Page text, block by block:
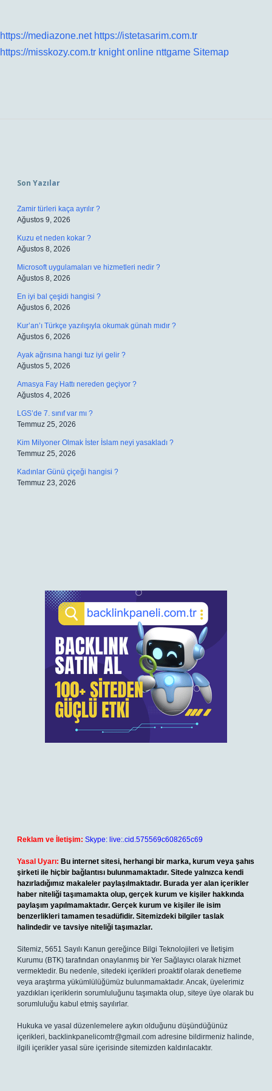
https://mediazone.net https://istetasarim.com.tr
https://misskozy.com.tr knight online nttgame Sitemap
Son Yazılar
Zamir türleri kaça ayrılır ?
Ağustos 9, 2026
Kuzu et neden kokar ?
Ağustos 8, 2026
Microsoft uygulamaları ve hizmetleri nedir ?
Ağustos 8, 2026
En iyi bal çeşidi hangisi ?
Ağustos 6, 2026
Kur’an’ı Türkçe yazılışıyla okumak günah mıdır ?
Ağustos 6, 2026
Ayak ağrısına hangi tuz iyi gelir ?
Ağustos 5, 2026
Amasya Fay Hattı nereden geçiyor ?
Ağustos 4, 2026
LGS’de 7. sınıf var mı ?
Temmuz 25, 2026
Kim Milyoner Olmak İster İslam neyi yasakladı ?
Temmuz 25, 2026
Kadınlar Günü çiçeği hangisi ?
Temmuz 23, 2026
Reklam ve İletişim: Skype: live:.cid.575569c608265c69
Yasal Uyarı: Bu internet sitesi, herhangi bir marka, kurum veya şahıs
şirketi ile hiçbir bağlantısı bulunmamaktadır. Sitede yalnızca kendi
hazırladığımız makaleler paylaşılmaktadır. Burada yer alan içerikler
haber niteliği taşımamakta olup, gerçek kurum ve kişiler hakkında
paylaşım yapılmamaktadır. Gerçek kurum ve kişiler ile isim
benzerlikleri tamamen tesadüfidir. Sitemizdeki bilgiler taslak
halindedir ve tavsiye niteliği taşımazlar.
Sitemiz, 5651 Sayılı Kanun gereğince Bilgi Teknolojileri ve İletişim
Kurumu (BTK) tarafından onaylanmış bir Yer Sağlayıcı olarak hizmet
vermektedir. Bu nedenle, sitedeki içerikleri proaktif olarak denetleme
veya araştırma yükümlülüğümüz bulunmamaktadır. Ancak, üyelerimiz
yazdıkları içeriklerin sorumluluğunu taşımakta olup, siteye üye olarak bu
sorumluluğu kabul etmiş sayılırlar.
Hukuka ve yasal düzenlemelere aykırı olduğunu düşündüğünüz
içerikleri, backlinkpanelicomtr@gmail.com adresine bildirmeniz halinde,
ilgili içerikler yasal süre içerisinde sitemizden kaldırılacaktır.